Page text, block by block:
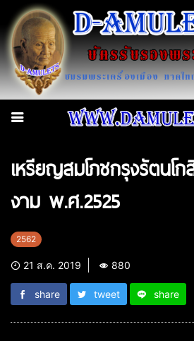
เหรียญสมโภชกรุงรัตนโ
งาม พ.ศ.2525
2562
21 ส.ค. 2019 880
share tweet share